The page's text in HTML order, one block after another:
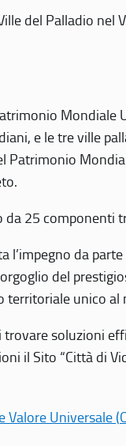
del Palladio
e le tre ville
25 componenti
da
del
unico
soluzioni
il Sito “Città di
Valore Universale